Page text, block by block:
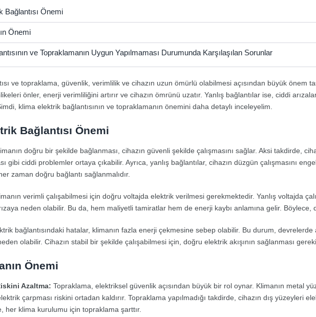
Bağlantısı Önemi
Önemi
ve Topraklamanın Uygun Yapılmaması Durumunda Karşılaşılan Sorunlar
ve topraklama, güvenlik, verimlilik ve cihazın uzun ömürlü olabilmesi açısından büyük önem
önler, enerji verimliliğini artırır ve cihazın ömrünü uzatır. Yanlış bağlantılar ise, ciddi
klima elektrik bağlantısının ve topraklamanın önemini daha detaylı inceleyelim.
Bağlantısı Önemi
doğru bir şekilde bağlanması, cihazın güvenli şekilde çalışmasını sağlar. Aksi takdirde,
gibi ciddi problemler ortaya çıkabilir. Ayrıca, yanlış bağlantılar, cihazın düzgün çalışmasını
zaman doğru bağlantı sağlanmalıdır.
verimli çalışabilmesi için doğru voltajda elektrik verilmesi gerekmektedir. Yanlış voltajda
neden olabilir. Bu da, hem maliyetli tamiratlar hem de enerji kaybı anlamına gelir. Böylece,
bağlantısındaki hatalar, klimanın fazla enerji çekmesine sebep olabilir. Bu durum,
olabilir. Cihazın stabil bir şekilde çalışabilmesi için, doğru elektrik akışının sağlanması
Önemi
Azaltma: Topraklama, elektriksel güvenlik açısından büyük bir rol oynar. Klimanın metal
çarpması riskini ortadan kaldırır. Topraklama yapılmadığı takdirde, cihazın dış yüzeyleri
her klima kurulumu için topraklama şarttır.